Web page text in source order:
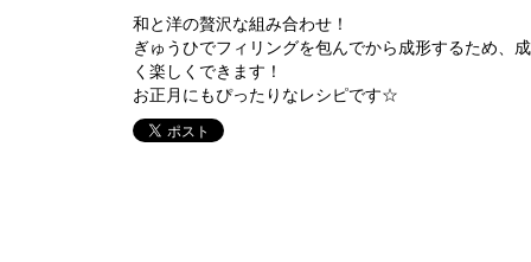
和と洋の贅沢な組み合わせ！
ぎゅうひでフィリングを包んでから成形するため、
く楽しくできます！
お正月にもぴったりなレシピです☆